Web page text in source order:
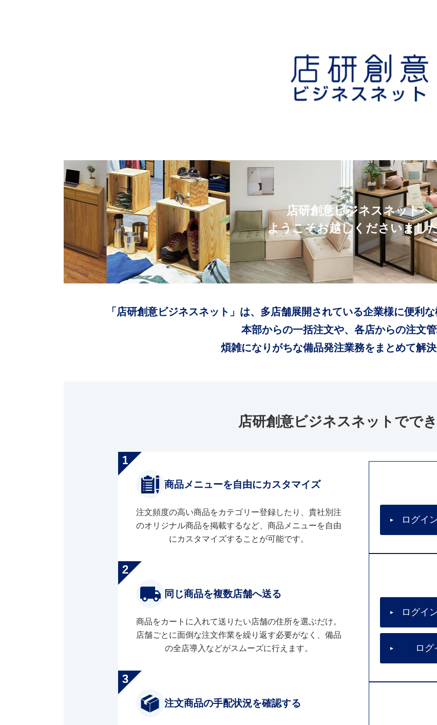
店研創意ビジネスネットへ
ようこそお越しくださいまし
「店研創意ビジネスネット」は、多店舗展開されている企業様に便利
本部からの一括注文や、各店からの注文管
煩雑になりがちな備品発注業務をまとめて解決
店研創意ビジネスネットでで
商品メニューを自由にカスタマイズ
注文頻度の高い商品をカテゴリー登録したり、貴社別注
のオリジナル商品を掲載するなど、商品メニューを自由
にカスタマイズすることが可能です。
同じ商品を複数店舗へ送る
商品をカートに入れて送りたい店舗の住所を選ぶだけ。
店舗ごとに面倒な注文作業を繰り返す必要がなく、備品
の全店導入などがスムーズに行えます。
注文商品の手配状況を確認する
ログイ
ログイ
ロ